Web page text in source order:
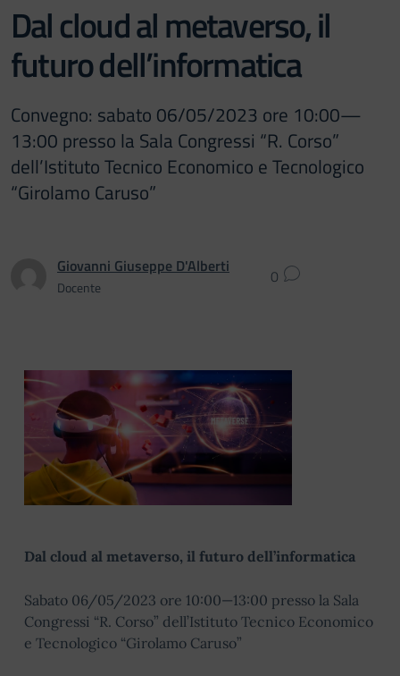
Dal cloud al metaverso, il
futuro dell’informatica
Convegno: sabato 06/05/2023 ore 10:00—
13:00 presso la Sala Congressi “R. Corso”
dell’Istituto Tecnico Economico e Tecnologico
“Girolamo Caruso”
Giovanni Giuseppe D'Alberti
Docente 0
Dal cloud al metaverso, il futuro dell’informatica
Sabato 06/05/2023 ore 10:00—13:00 presso la Sala
Congressi “R. Corso” dell’Istituto Tecnico Economico
e Tecnologico “Girolamo Caruso”